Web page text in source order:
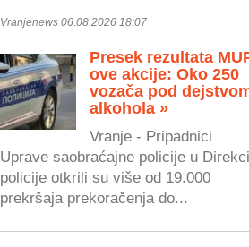
Vranjenews 06.08.2026 18:07
Presek rezultata
ove akcije: Oko 250
vozača pod
alkohola »
Vranje - Pripadnici
Uprave saobraćajne policije u
policije otkrili su više od 19.000
prekršaja prekoračenja do...